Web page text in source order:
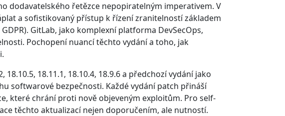
dodavatelského řetězce nepopiratelným imperativem. V
a sofistikovaný přístup k řízení zranitelností základem
GitLab, jako komplexní platforma DevSecOps,
Pochopení nuancí těchto vydání a toho, jak
18.11.1, 18.10.4, 18.9.6 a předchozí vydání jako
softwarové bezpečnosti. Každé vydání patch přináší
které chrání proti nově objeveným exploitům. Pro self-
těchto aktualizací nejen doporučením, ale nutností.